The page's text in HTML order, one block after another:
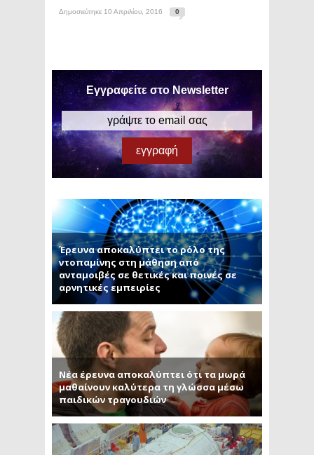
Δημοσιεύτηκε 10 Απριλίου, 2016 0
Εγγραφείτε στο Newsletter
Έρευνα αποκαλύπτει το ρόλο της
ντοπαμίνης στη μάθηση από
ανταμοιβές σε θετικές και ποινές σε
αρνητικές εμπειρίες
Νέα έρευνα αποκαλύπτει ότι τα μωρά
μαθαίνουν καλύτερα τη γλώσσα μέσω
παιδικών τραγουδιών